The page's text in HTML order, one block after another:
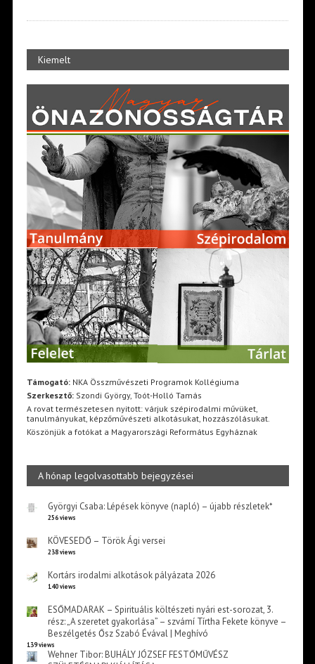
Kiemelt
Támogató:NKA Összművészeti Programok Kollégiuma
Szerkesztő:Szondi György, Toót-Holló Tamás
A rovat természetesen nyitott: várjuk szépirodalmi művüket,
tanulmányukat, képzőművészeti alkotásukat, hozzászólásukat.
Köszönjük a fotókat a Magyarországi Református Egyháznak
A hónap legolvasottabb bejegyzései
Györgyi Csaba: Lépések könyve (napló) – újabb részletek*
256 views
KÖVESEDŐ – Török Ági versei
238 views
Kortárs irodalmi alkotások pályázata 2026
140 views
ESŐMADARAK – Spirituális költészeti nyári est-sorozat, 3.
rész: „A szeretet gyakorlása” – szvámí Tírtha Fekete könyve –
Beszélgetés Ősz Szabó Évával | Meghívó
139 views
Wehner Tibor: BUHÁLY JÓZSEF FESTŐMŰVÉSZ